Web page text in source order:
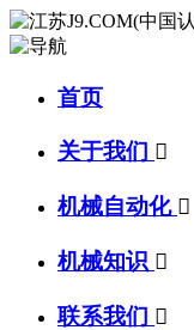
首页
关于我们 
机械自动化 
机械知识 
联系我们 